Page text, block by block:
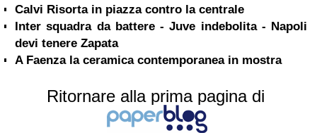
Calvi Risorta in piazza contro la centrale
Inter squadra da battere - Juve indebolita - Napoli
devi tenere Zapata
A Faenza la ceramica contemporanea in mostra
Ritornare alla prima pagina di